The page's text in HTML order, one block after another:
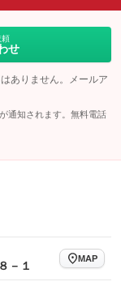
イトウォッシャー
頼
せ
ありません。メールア
通知されます。無料電話
－１
MAP